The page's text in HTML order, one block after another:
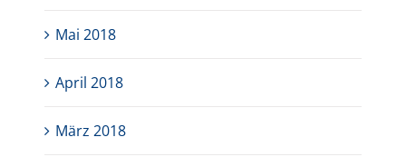
Mai 2018
April 2018
März 2018